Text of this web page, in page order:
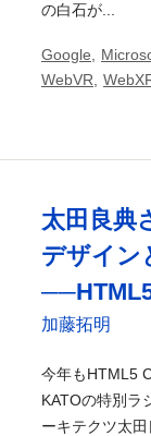
の白石が...
Google
WebVR
太田良典
デザイン
加藤拓明
今年もHTML5
KATOの特別ラ
ーキテクツ太